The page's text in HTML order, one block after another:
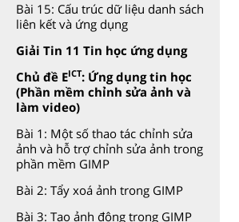
Bài 15: Cấu trúc dữ liệu danh sách
liên kết và ứng dụng
Giải Tin 11 Tin học ứng dụng
Chủ đề EICT: Ứng dụng tin học
(Phần mềm chỉnh sửa ảnh và
làm video)
Bài 1: Một số thao tác chỉnh sửa
ảnh và hỗ trợ chỉnh sửa ảnh trong
phần mềm GIMP
Bài 2: Tẩy xoá ảnh trong GIMP
Bài 3: Tạo ảnh động trong GIMP